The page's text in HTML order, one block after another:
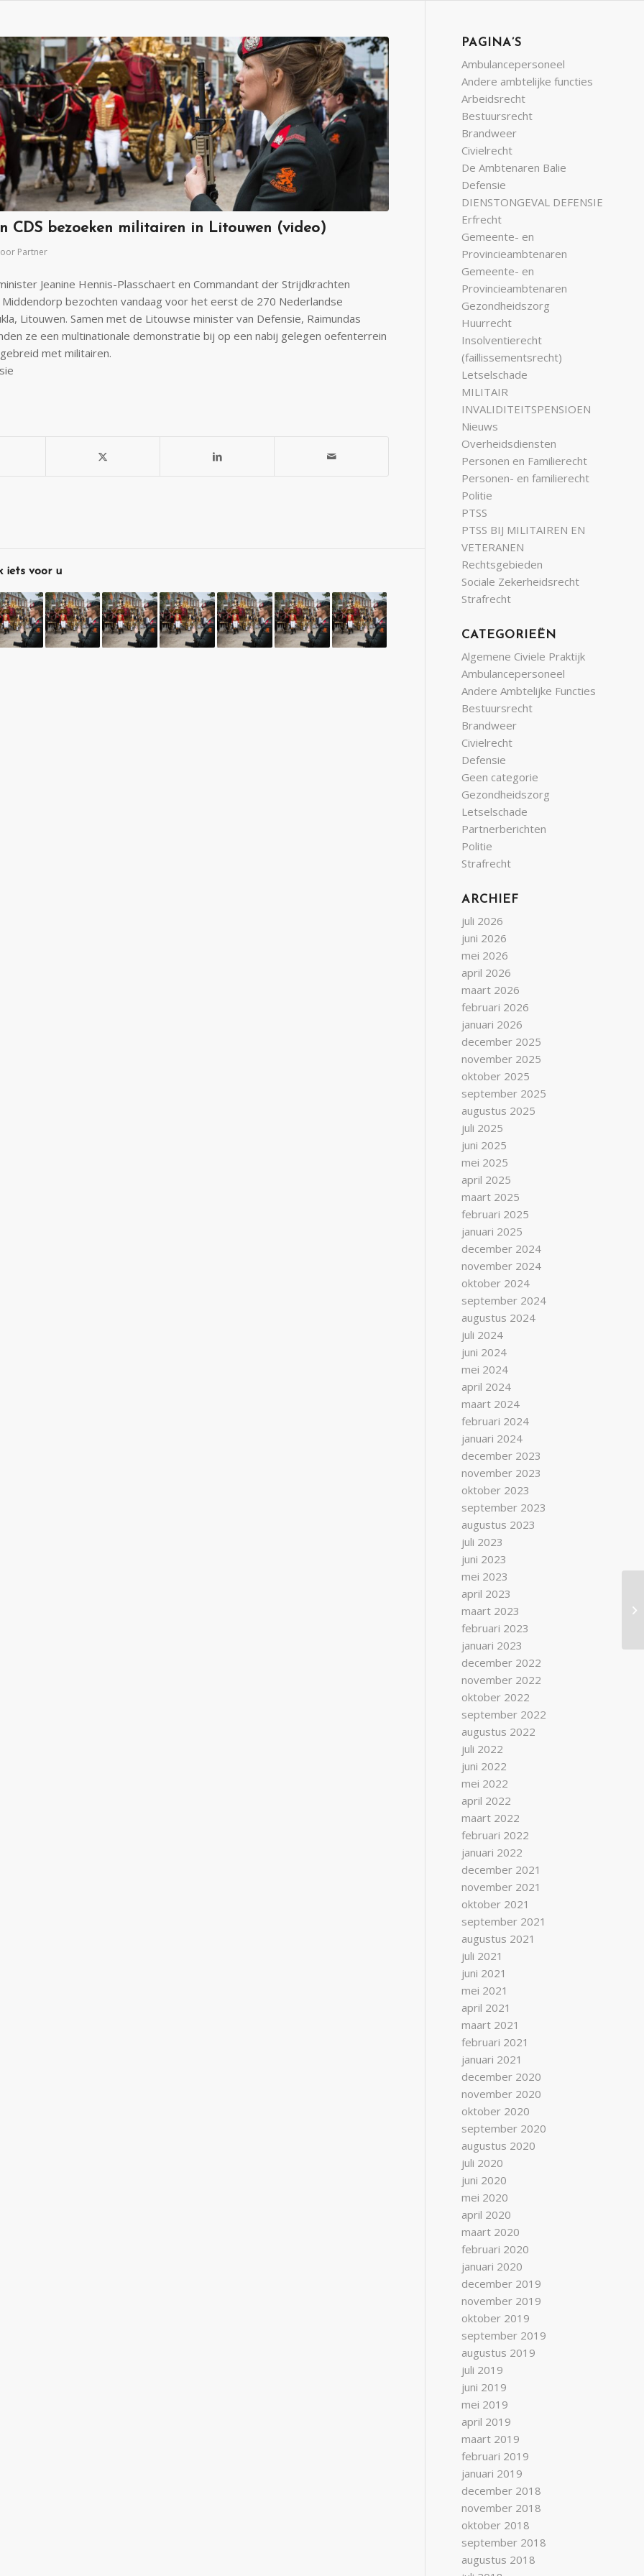
CDS bezoeken militairen in Litouwen (video)
Partner
Jeanine Hennis-Plasschaert en Commandant der Strijdkrachten
bezochten vandaag voor het eerst de 270 Nederlandse
Litouwen. Samen met de Litouwse minister van Defensie, Raimundas
ze een multinationale demonstratie bij op een nabij gelegen oefenterrein
met militairen.
iets voor u
PAGINA’S
Ambulancepersoneel
Andere ambtelijke functies
Arbeidsrecht
Bestuursrecht
Brandweer
Civielrecht
De Ambtenaren Balie
Defensie
DIENSTONGEVAL DEFENSIE
Erfrecht
Gemeente- en
Provincieambtenaren
Gemeente- en
Provincieambtenaren
Gezondheidszorg
Huurrecht
Insolventierecht
(faillissementsrecht)
Letselschade
MILITAIR
INVALIDITEITSPENSIOEN
Nieuws
Overheidsdiensten
Personen en Familierecht
Personen- en familierecht
Politie
PTSS
PTSS BIJ MILITAIREN EN
VETERANEN
Rechtsgebieden
Sociale Zekerheidsrecht
Strafrecht
CATEGORIEËN
Algemene Civiele Praktijk
Ambulancepersoneel
Andere Ambtelijke Functies
Bestuursrecht
Brandweer
Civielrecht
Defensie
Geen categorie
Gezondheidszorg
Letselschade
Partnerberichten
Politie
Strafrecht
ARCHIEF
juli 2026
juni 2026
mei 2026
april 2026
maart 2026
februari 2026
januari 2026
december 2025
november 2025
oktober 2025
september 2025
augustus 2025
juli 2025
juni 2025
mei 2025
april 2025
maart 2025
februari 2025
januari 2025
december 2024
november 2024
oktober 2024
september 2024
augustus 2024
juli 2024
juni 2024
mei 2024
april 2024
maart 2024
februari 2024
januari 2024
december 2023
november 2023
oktober 2023
september 2023
augustus 2023
juli 2023
juni 2023
mei 2023
april 2023
maart 2023
februari 2023
januari 2023
december 2022
november 2022
oktober 2022
september 2022
augustus 2022
juli 2022
juni 2022
mei 2022
april 2022
maart 2022
februari 2022
januari 2022
december 2021
november 2021
oktober 2021
september 2021
augustus 2021
juli 2021
juni 2021
mei 2021
april 2021
maart 2021
februari 2021
januari 2021
december 2020
november 2020
oktober 2020
september 2020
augustus 2020
juli 2020
juni 2020
mei 2020
april 2020
maart 2020
februari 2020
januari 2020
december 2019
november 2019
oktober 2019
september 2019
augustus 2019
juli 2019
juni 2019
mei 2019
april 2019
maart 2019
februari 2019
januari 2019
december 2018
november 2018
oktober 2018
september 2018
augustus 2018